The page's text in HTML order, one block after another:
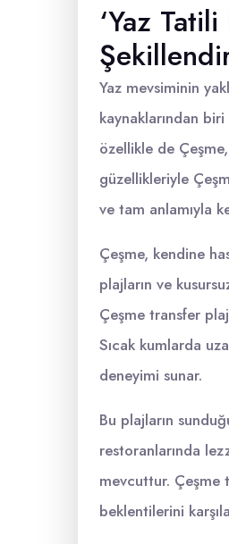
‘Yaz
Yaz mevsiminin
kaynaklarından
özellikle de
güzellikleriyle
ve tam anlamıyla
Çeşme, kendine
plajların ve
Çeşme transfer
Sıcak kumlarda
deneyimi sunar.
Bu plajların
restoranlarında
mevcuttur. Çeşme
beklentilerini